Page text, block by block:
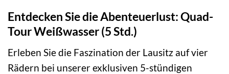
Entdecken Sie die Abenteuerlust: Quad-
Tour Weißwasser (5 Std.)
Erleben Sie die Faszination der Lausitz auf vier
Rädern bei unserer exklusiven 5-stündigen